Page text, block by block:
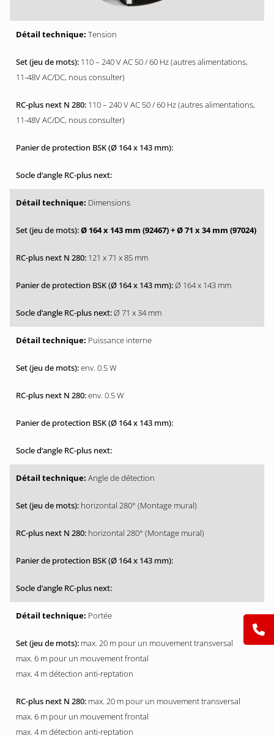
Tension
110 – 240 V AC 50 / 60 Hz (autres alimentations,
11-48V AC/DC, nous consulter)
110 – 240 V AC 50 / 60 Hz (autres alimentations,
11-48V AC/DC, nous consulter)
Dimensions
Ø 164 x 143 mm (92467)+ Ø 71 x 34 mm (97024)
121 x 71 x 85 mm
Ø 164 x 143 mm
Ø 71 x 34 mm
Puissance interne
env. 0.5 W
env. 0.5 W
Angle de détection
horizontal 280° (Montage mural)
horizontal 280° (Montage mural)
Portée
max. 20 m pour un mouvement transversal
max. 6 m pour un mouvement frontal
max. 4 m détection anti-reptation
max. 20 m pour un mouvement transversal
max. 6 m pour un mouvement frontal
max. 4 m détection anti-reptation